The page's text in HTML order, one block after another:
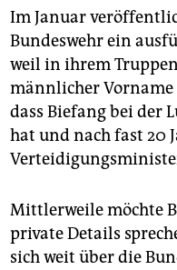
Im Januar
Bundeswehr ein
weil in ihrem
männlicher
dass Biefang bei der
hat und nach fast 20
Mittlerweile möchte
private Details
sich weit über die